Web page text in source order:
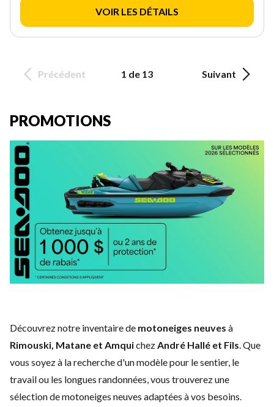
VOIR LES DÉTAILS
Précédent 1 de 13 Suivant
PROMOTIONS
Découvrez notre inventaire de motoneiges neuves à
Rimouski, Matane et AmquichezAndré Hallé et Fils. Que
vous soyez à la recherche d'un modèle pour le sentier, le
travail ou les longues randonnées, vous trouverez une
sélection de motoneiges neuves adaptées à vos besoins.